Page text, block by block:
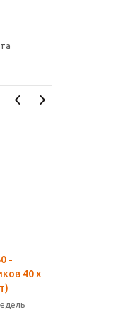
-
40 х